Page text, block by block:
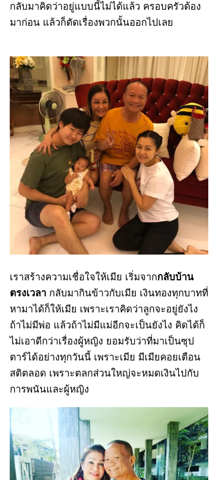
กลับมาคิดว่าอยู่แบบนี้ไม่ได้แล้ว ครอบครัวต้อง
มาก่อน แล้วก็ตัดเรื่องพวกนั้นออกไปเลย
เราสร้างความเชื่อใจให้เมีย เริ่มจากกลับบ้าน
ตรงเวลา กลับมากินข้าวกับเมีย เงินทองทุกบาทที่
หามาได้ก็ให้เมีย เพราะเราคิดว่าลูกจะอยู่ยังไง
ถ้าไม่มีพ่อ แล้วถ้าไม่มีแม่อีกจะเป็นยังไง คิดได้ก็
ไม่เอาดีกว่าเรื่องผู้หญิง ยอมรับว่าที่มาเป็นซุป
ตาร์ได้อย่างทุกวันนี้ เพราะเมีย มีเมียคอยเตือน
สติตลอด เพราะตลกส่วนใหญ่จะหมดเงินไปกับ
การพนันและผู้หญิง